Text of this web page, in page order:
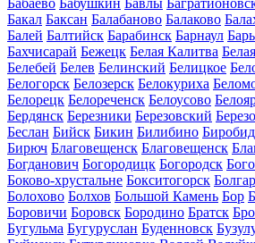
Бабаево Бабушкин Бавлы
Бакал Баксан Балабаново Балаково
Балей Балтийск Барабинск Барнаул
Бахчисарай Бежецк Белая Калитва
Белебей Белев Белинский Белицкое
Белогорск Белозерск Белокуриха
Белорецк Белореченск Белоусово
Бердянск Березники Березовский
Беслан Бийск Бикин Билибино
Бирюч Благовещенск Благовещенск
Богданович Богородицк Богородск
Боково-хрустальне Бокситогорск Болгар
Болохово Болхов Большой Камень Бор
Боровичи Боровск Бородино Братск
Бугульма Бугуруслан Буденновск